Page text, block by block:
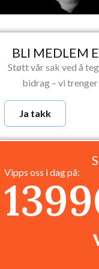
BLI MEDLEM
Støtt vår sak ved å
bidrag – vi
Ja takk
Vipps oss i dag på: